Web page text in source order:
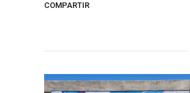
COMPARTIR